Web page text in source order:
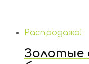
Распродажа!
Золотые